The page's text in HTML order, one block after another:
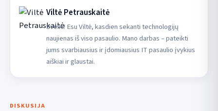
Viltė Petrauskaitė
Sveiki! Esu Viltė, kasdien sekanti technologijų
naujienas iš viso pasaulio. Mano darbas – pateikti
jums svarbiausius ir įdomiausius IT pasaulio įvykius
aiškiai ir glaustai.
DISKUSIJA